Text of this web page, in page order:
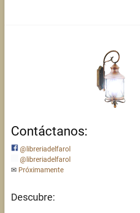
Contáctanos:
@libreriadelfarol
@libreriadelfarol
✉ Próximamente
Descubre: